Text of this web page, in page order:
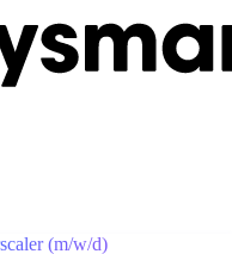
(m/w/d)